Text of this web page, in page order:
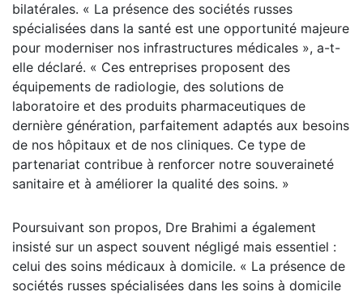
bilatérales. « La présence des sociétés russes
spécialisées dans la santé est une opportunité majeure
pour moderniser nos infrastructures médicales », a-t-
elle déclaré. « Ces entreprises proposent des
équipements de radiologie, des solutions de
laboratoire et des produits pharmaceutiques de
dernière génération, parfaitement adaptés aux besoins
de nos hôpitaux et de nos cliniques. Ce type de
partenariat contribue à renforcer notre souveraineté
sanitaire et à améliorer la qualité des soins. »
Poursuivant son propos, Dre Brahimi a également
insisté sur un aspect souvent négligé mais essentiel :
celui des soins médicaux à domicile. « La présence de
sociétés russes spécialisées dans les soins à domicile